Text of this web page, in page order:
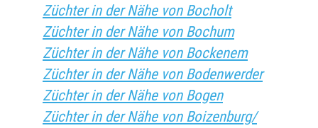
Züchter in der Nähe von Bocholt
Züchter in der Nähe von Bochum
Züchter in der Nähe von Bockenem
Züchter in der Nähe von Bodenwerder
Züchter in der Nähe von Bogen
Züchter in der Nähe von Boizenburg/